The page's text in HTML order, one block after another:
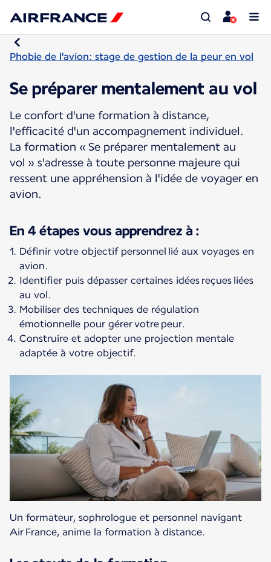
Phobie de l'avion: stage de gestion de la peur en vol
Se préparer mentalement au vol
Le confort d'une formation à distance,
l'efficacité d'un accompagnement individuel.
La formation « Se préparer mentalement au
vol » s'adresse à toute personne majeure qui
ressent une appréhension à l'idée de voyager en
avion.
En 4 étapes vous apprendrez à :
Définir votre objectif personnel lié aux voyages en
avion.
Identifier puis dépasser certaines idées reçues liées
au vol.
Mobiliser des techniques de régulation
émotionnelle pour gérer votre peur.
Construire et adopter une projection mentale
adaptée à votre objectif.
Un formateur, sophrologue et personnel navigant
Air France, anime la formation à distance.